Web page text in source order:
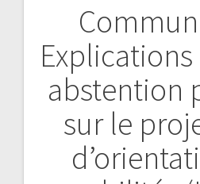
abstention
sur le